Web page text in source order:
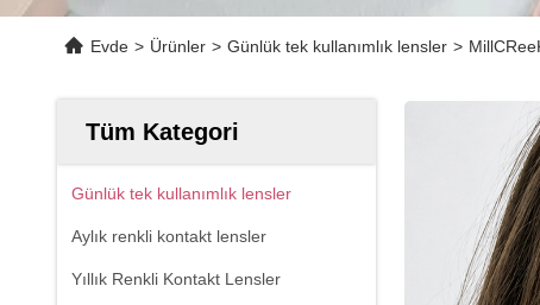
Evde > Ürünler > Günlük tek kullanımlık lensler >
Tüm Kategori
Günlük tek kullanımlık lensler
Aylık renkli kontakt lensler
Yıllık Renkli Kontakt Lensler